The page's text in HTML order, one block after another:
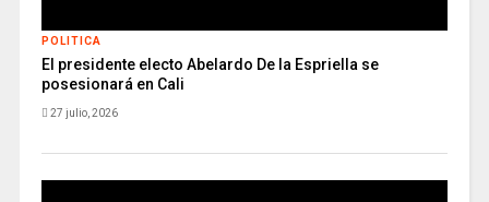
POLITICA
El presidente electo Abelardo De la Espriella se
posesionará en Cali
27 julio, 2026